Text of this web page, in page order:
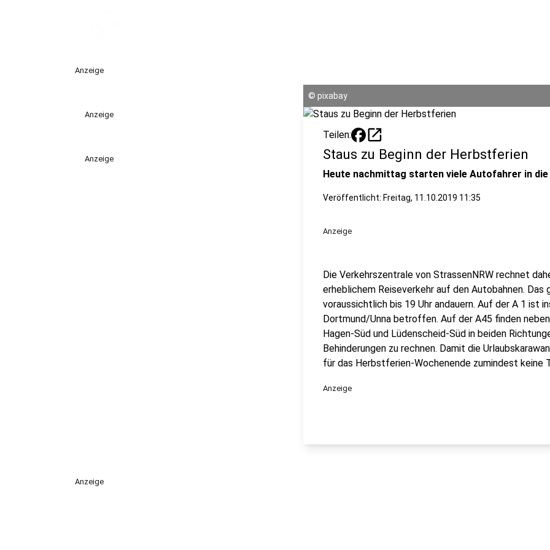
Anzeige
Anzeige
Anzeige
© pixabay
Teilen: open_in_new
Staus zu Beginn der Herbstferien
Heute nachmittag starten viele Autofahrer in
Veröffentlicht: Freitag, 11.10.2019 11:35
Anzeige
Die Verkehrszentrale von StrassenNRW rechnet
erheblichem Reiseverkehr auf den Autobahnen.
voraussichtlich bis 19 Uhr andauern. Auf der A 1 ist
Dortmund/Unna betroffen. Auf der A45 finden
Hagen-Süd und Lüdenscheid-Süd in beiden
Behinderungen zu rechnen. Damit die
für das Herbstferien-Wochenende zumindest keine
Anzeige
Anzeige